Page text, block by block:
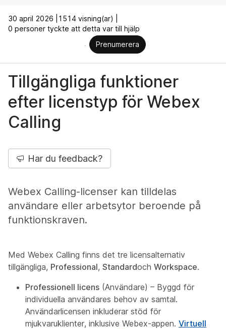
30 april 2026 |
1514 visning(ar) |
0 personer tyckte att detta var till hjälp
Prenumerera
Tillgängliga funktioner
efter licenstyp för Webex
Calling
Har du feedback?
Webex Calling-licenser kan tilldelas
användare eller arbetsytor beroende på
funktionskraven.
Med Webex Calling finns det tre licensalternativ
tillgängliga, Professional, Standardoch Workspace.
Professionell licens (Användare) – Byggd för
individuella användares behov av samtal.
Användarlicensen inkluderar stöd för
mjukvaruklienter, inklusive Webex-appen. Virtuell